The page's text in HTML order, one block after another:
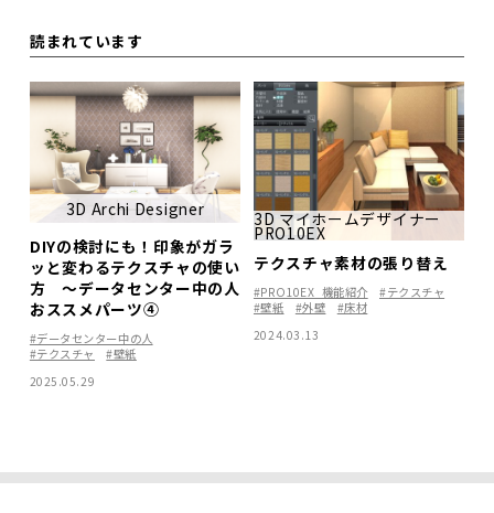
読まれています
3D Archi Designer
DIYの検討にも！印象がガラ
ッと変わるテクスチャの使い
方 ～データセンター中の人
おススメパーツ④
#データセンター中の人
#テクスチャ
#壁紙
2025.05.29
3D マイホームデザイナー
PRO10EX
テクスチャ素材の張り替え
#PRO10EX_機能紹介
#テクスチャ
#壁紙
#外壁
#床材
2024.03.13